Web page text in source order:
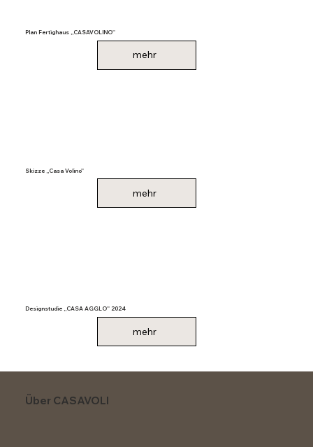
Über CASAVOLI
Plan Fertighaus ,,CASAVOLINO''
mehr
Skizze ,,Casa Volino''
mehr
Designstudie ,,CASA AGGLO'' 2024
mehr